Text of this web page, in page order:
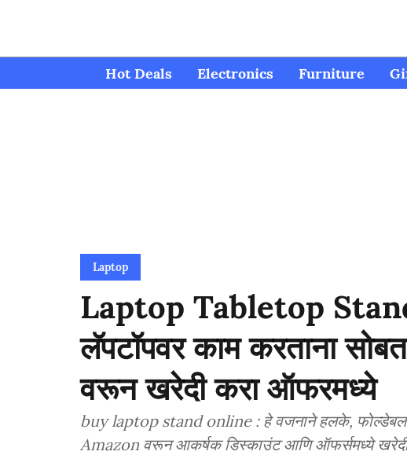
Hot Deals Electronics Furniture
Laptop
Laptop Tabletop Stand
लॅपटॉपवर काम करताना
वरून खरेदी करा ऑफरमध्ये
buy laptop stand online : हे वजनाने हलके, फोल्डेबल
Amazon वरून आकर्षक डिस्काउंट आणि ऑफर्समध्ये